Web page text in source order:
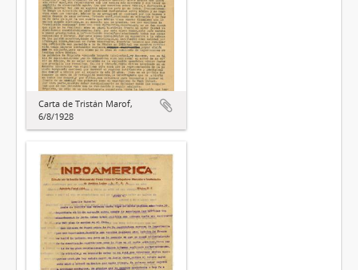
Carta de Tristán Marof,
6/8/1928